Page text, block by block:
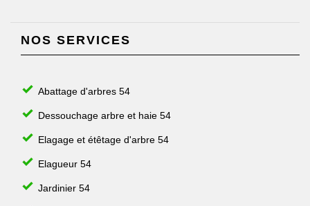
NOS SERVICES
Abattage d'arbres 54
Dessouchage arbre et haie 54
Elagage et étêtage d'arbre 54
Elagueur 54
Jardinier 54